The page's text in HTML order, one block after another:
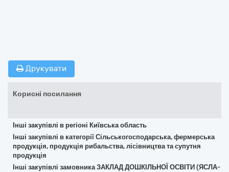
Друкувати
Корисні посилання
Інші закупівлі в регіоні Київська область
Інші закупівлі в категорії Сільськогосподарська, фермерська
продукція, продукція рибальства, лісівництва та супутня
продукція
Інші закупівлі замовника ЗАКЛАД ДОШКІЛЬНОЇ ОСВІТИ (ЯСЛА-